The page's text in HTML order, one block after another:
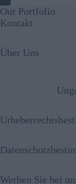
Our Portfolio
Kontakt
Über Uns
Werben Sie bei